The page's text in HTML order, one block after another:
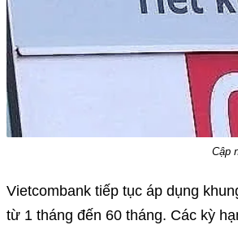
Cập
Vietcombank tiếp tục áp dụng
từ 1 tháng đến 60 tháng. Các kỳ